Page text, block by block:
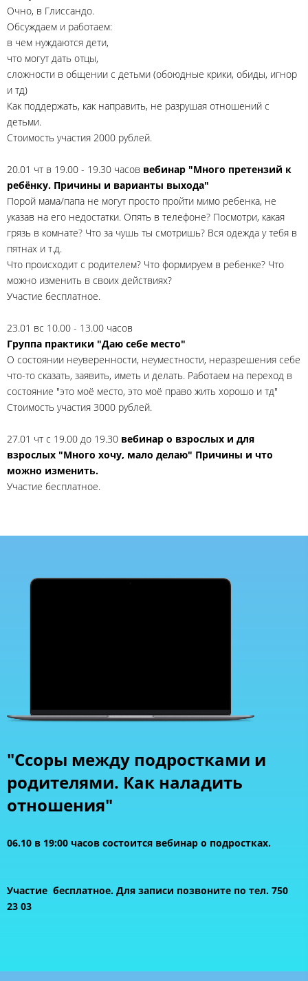
Очно, в Глиссандо.
Обсуждаем и работаем:
в чем нуждаются дети,
что могут дать отцы,
сложности в общении с детьми (обоюдные крики, обиды, игнор
и тд)
Как поддержать, как направить, не разрушая отношений с
детьми.
Стоимость участия 2000 рублей.
20.01 чт в 19.00 - 19.30 часов вебинар "Много претензий к
ребёнку. Причины и варианты выхода"
Порой мама/папа не могут просто пройти мимо ребенка, не
указав на его недостатки. Опять в телефоне? Посмотри, какая
грязь в комнате? Что за чушь ты смотришь? Вся одежда у тебя в
пятнах и т.д.
Что происходит с родителем? Что формируем в ребенке? Что
можно изменить в своих действиях?
Участие бесплатное.
23.01 вс 10.00 - 13.00 часов
Группа практики "Даю себе место"
О состоянии неуверенности, неуместности, неразрешения себе
что-то сказать, заявить, иметь и делать. Работаем на переход в
состояние "это моё место, это моё право жить хорошо и тд"
Стоимость участия 3000 рублей.
27.01 чт с 19.00 до 19.30 вебинар о взрослых и для
взрослых "Много хочу, мало делаю" Причины и что
можно изменить.
Участие бесплатное.
"Ссоры между подростками и
родителями. Как наладить
отношения"
06.10 в 19:00 часов состоится вебинар о подростках.
Участие бесплатное. Для записи позвоните по тел. 750
23 03